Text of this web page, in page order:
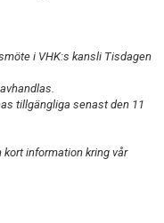
i VHK:s kansli Tisdagen
tillgängliga senast den 11
information kring vår